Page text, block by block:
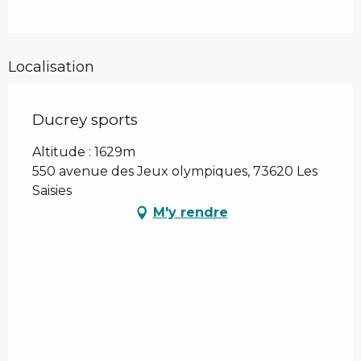
Localisation
Ducrey sports
Altitude : 1629m
550 avenue des Jeux olympiques, 73620 Les
Saisies
M'y rendre